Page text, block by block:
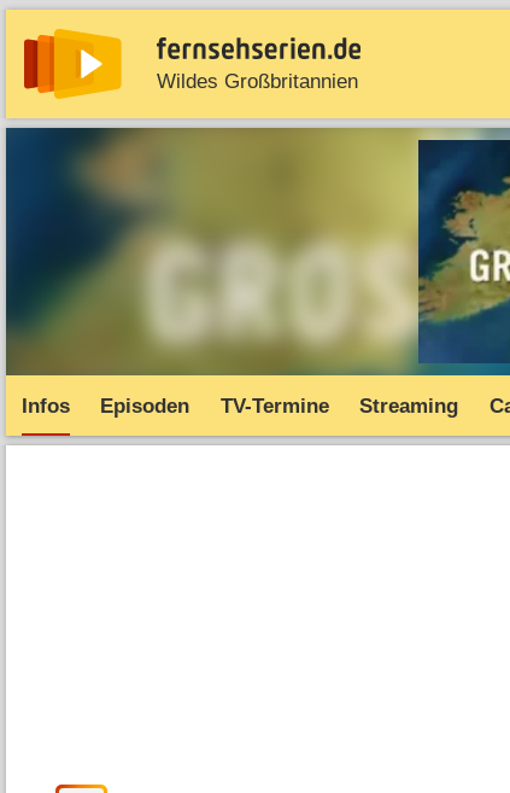
Wildes Großbritannien
News Entdecken Streaming
Infos Episoden TV-Termine Streaming